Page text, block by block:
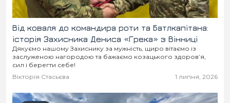
Від коваля до командира роти та Батлкапітана:
історія Захисника Дениса «Грека» з Вінниці
Дякуємо нашому Захиснику за мужність, щиро вітаємо із
заслуженою нагородою та бажаємо козацького здоров’я,
сил і берегти себе!
Вікторія Стасьєва
1 липня, 2026